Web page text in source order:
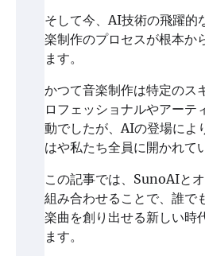
そして今、AI技術の飛躍的
楽制作のプロセスが根本か
ます。
かつて音楽制作は特定のス
ロフェッショナルやアーテ
動でしたが、AIの登場によ
はや私たち全員に開かれて
この記事では、SunoAIと
組み合わせることで、誰で
楽曲を創り出せる新しい時
ます。